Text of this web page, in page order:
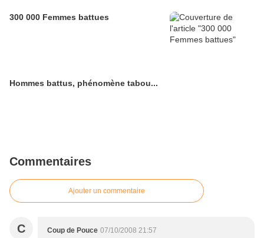
300 000 Femmes battues
Hommes battus, phénomène tabou...
Commentaires
Ajouter un commentaire
C Coup de Pouce 07/10/2008 21:57